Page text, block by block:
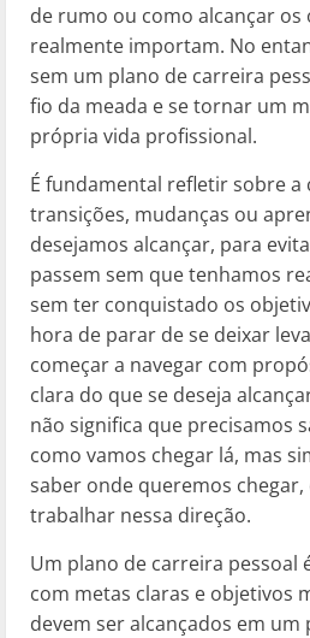
de rumo ou como alcançar os
realmente importam. No
sem um plano de carreira
fio da meada e se tornar um
própria vida profissional.
É fundamental refletir sobre a
transições, mudanças ou
desejamos alcançar, para
passem sem que tenhamos
sem ter conquistado os
hora de parar de se deixar
começar a navegar com
clara do que se deseja
não significa que precisamos
como vamos chegar lá, mas
saber onde queremos chegar,
trabalhar nessa direção.
Um plano de carreira pessoal
com metas claras e objetivos
devem ser alcançados em